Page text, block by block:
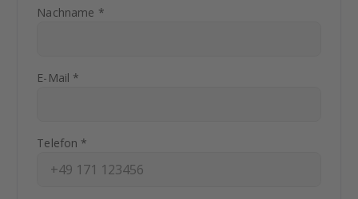
Nachname *
E-Mail *
Telefon *